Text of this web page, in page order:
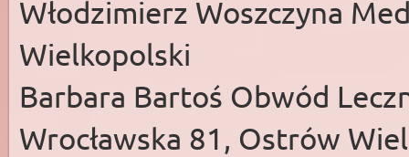
Włodzimierz Woszczyna
Wielkopolski
Barbara Bartoś Obwód
Wrocławska 81, Ostrów